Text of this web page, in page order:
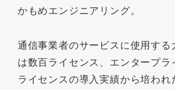
かもめエンジニアリング。
通信事業者のサービスに使用する
は数百ライセンス、エンタープラ
ライセンスの導入実績から培われ